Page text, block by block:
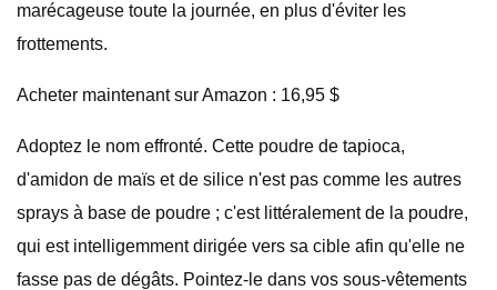
marécageuse toute la journée, en plus d'éviter les
frottements.
Acheter maintenant sur Amazon : 16,95 $
Adoptez le nom effronté. Cette poudre de tapioca,
d'amidon de maïs et de silice n'est pas comme les autres
sprays à base de poudre ; c'est littéralement de la poudre,
qui est intelligemment dirigée vers sa cible afin qu'elle ne
fasse pas de dégâts. Pointez-le dans vos sous-vêtements